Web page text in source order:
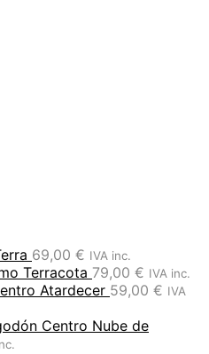
69,00 € IVA inc.
Terracota 79,00 € IVA inc.
Atardecer 59,00 € IVA
Centro Nube de